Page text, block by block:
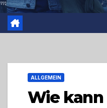
ALLGEMEIN
Wie kann